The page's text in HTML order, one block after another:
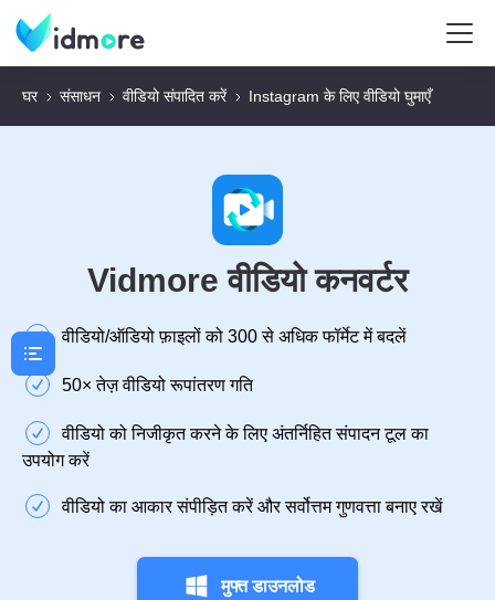
घर संसाधन वीडियो संपादित करें Instagram के लिए वीडियो घुमाएँ
Vidmore वीडियो कनवर्टर
वीडियो/ऑडियो फ़ाइलों को 300 से अधिक फॉर्मेट में बदलें
50× तेज़ वीडियो रूपांतरण गति
वीडियो को निजीकृत करने के लिए अंतर्निहित संपादन टूल का
उपयोग करें
वीडियो का आकार संपीड़ित करें और सर्वोत्तम गुणवत्ता बनाए रखें
मुफ्त डाउनलोड